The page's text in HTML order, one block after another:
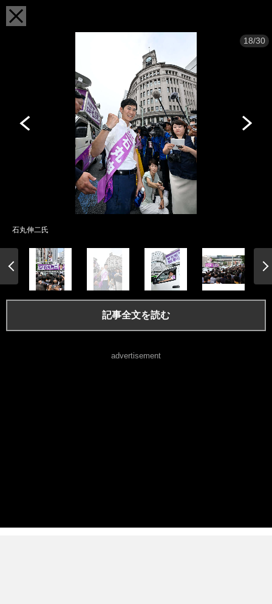
18/30
石丸伸二氏
記事全文を読む
advertisement